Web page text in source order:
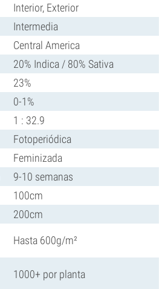
Interior, Exterior
Intermedia
Central America
20% Indica / 80% Sativa
23%
0-1%
1 : 32.9
Fotoperiódica
Feminizada
9-10 semanas
100cm
200cm
Hasta 600g/m²
1000+ por planta